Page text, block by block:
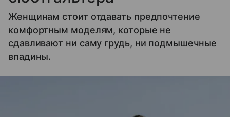
Женщинам стоит отдавать предпочтение
комфортным моделям, которые не
сдавливают ни саму грудь, ни подмышечные
впадины.